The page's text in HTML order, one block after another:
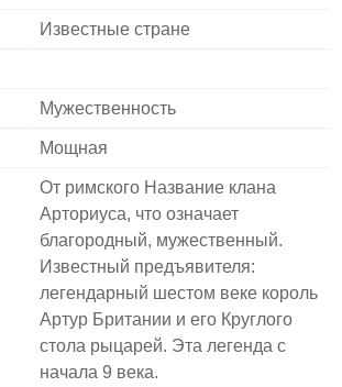
Известные стране
Мужественность
Мощная
От римского Название клана
Арториуса, что означает
благородный, мужественный.
Известный предъявителя:
легендарный шестом веке король
Артур Британии и его Круглого
стола рыцарей. Эта легенда с
начала 9 века.